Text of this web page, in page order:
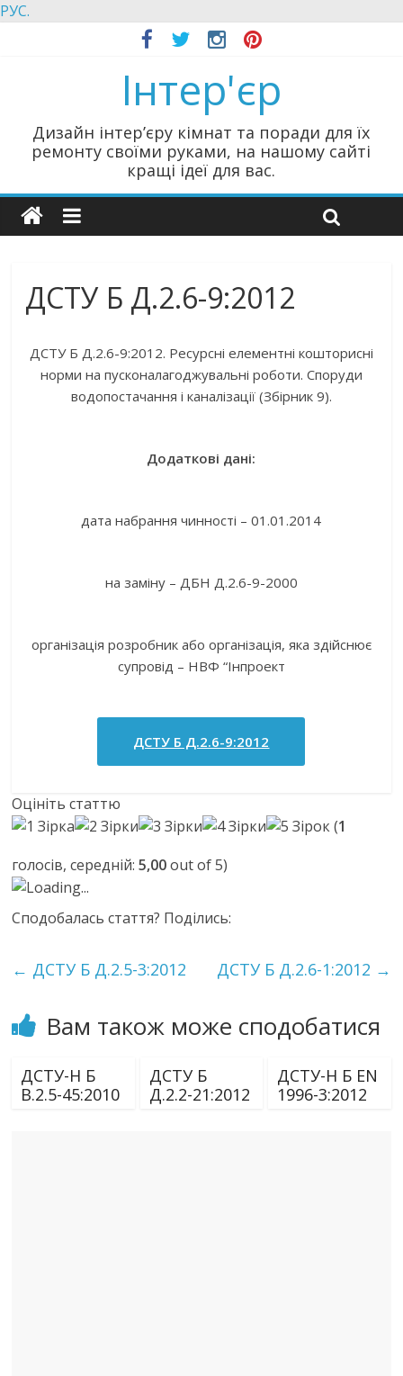
РУС.
Інтер'єр
Дизайн інтер’єру кімнат та поради для їх
ремонту своїми руками, на нашому сайті
кращі ідеї для вас.
ДСТУ Б Д.2.6-9:2012
ДСТУ Б Д.2.6-9:2012. Ресурсні елементні кошторисні
норми на пусконалагоджувальні роботи. Споруди
водопостачання і каналізації (Збірник 9).
Додаткові дані:
дата набрання чинності – 01.01.2014
на заміну – ДБН Д.2.6-9-2000
організація розробник або організація, яка здійснює
супровід – НВФ “Інпроект
ДСТУ Б Д.2.6-9:2012
Оцініть статтю
(1
голосів, середній:5,00out of 5)
Loading...
Сподобалась стаття? Поділись:
← ДСТУ Б Д.2.5-3:2012 ДСТУ Б Д.2.6-1:2012 →
Вам також може сподобатися
ДСТУ-Н Б
В.2.5-45:2010
ДСТУ Б
Д.2.2-21:2012
ДСТУ-Н Б EN
1996-3:2012